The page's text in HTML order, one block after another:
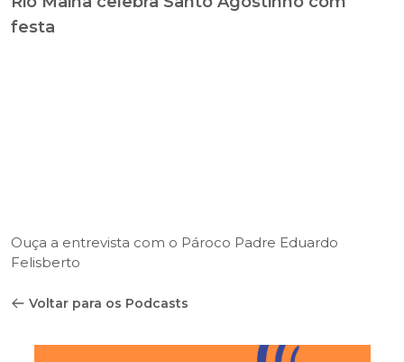
festa
Ouça a entrevista com o Pároco Padre Eduardo
Felisberto
Voltar para os Podcasts